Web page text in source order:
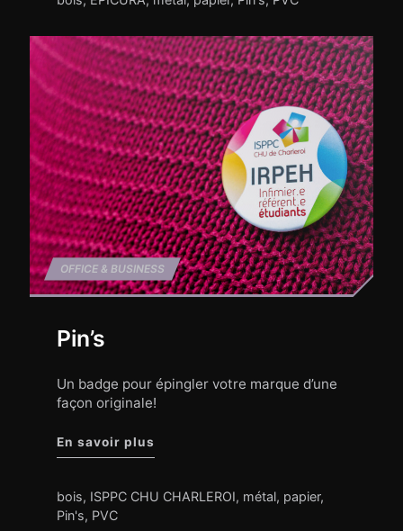
OFFICE & BUSINESS
Pin’s
Un badge pour épingler votre marque d’une
façon originale!
En savoir plus
bois, ISPPC CHU CHARLEROI, métal, papier,
Pin's, PVC